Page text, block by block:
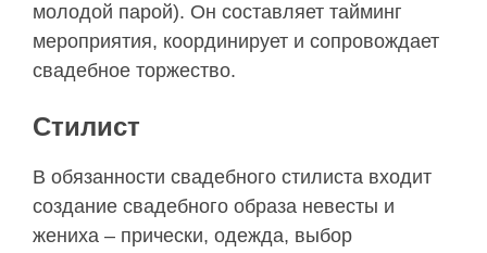
молодой парой). Он составляет тайминг
мероприятия, координирует и сопровождает
свадебное торжество.
Стилист
В обязанности свадебного стилиста входит
создание свадебного образа невесты и
жениха – прически, одежда, выбор